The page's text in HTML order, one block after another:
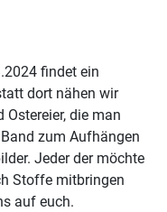
findet ein
dort nähen wir
Ostereier, die man
zum Aufhängen
Jeder der möchte
Stoffe mitbringen
auf euch.